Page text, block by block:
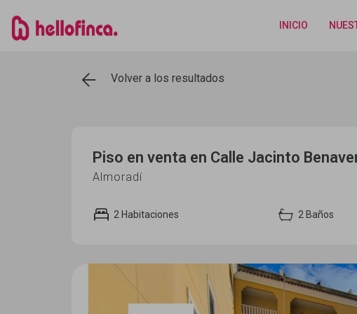
INICIO
Volver a los resultados
Piso en venta en Calle Jacinto
Almoradí
2 Habitaciones 2 Baños